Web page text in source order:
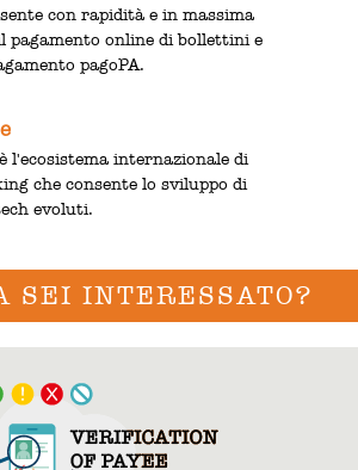
con rapidità e in massima
pagamento online di bollettini e
pagoPA.
l'ecosistema internazionale di
che consente lo sviluppo di
evoluti.
SEI INTERESSATO?